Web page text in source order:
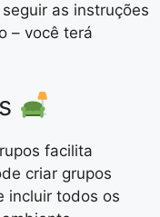
as instruções
– você terá
facilita
criar grupos
incluir todos os